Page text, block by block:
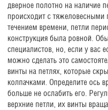
дверное полотно на наличие
происходит с тяжеловесными
течением времени, петли
конструкция была ровной.
специалистов, но, если у вас
можно сделать это
винты на петлях, которые
колпачками. Определите ось
больше не ослабить его.
верхние петли, их винты